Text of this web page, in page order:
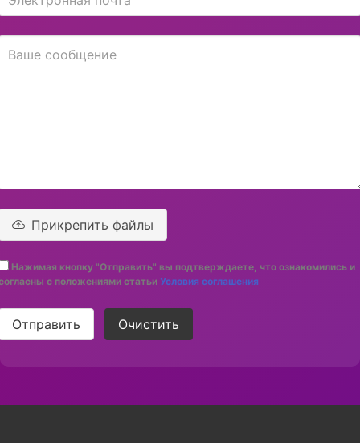
Прикрепить файлы
Нажимая кнопку "Отправить" вы подтверждаете, что ознакомились и
с положениями статьи Условия соглашения
Отправить Очистить